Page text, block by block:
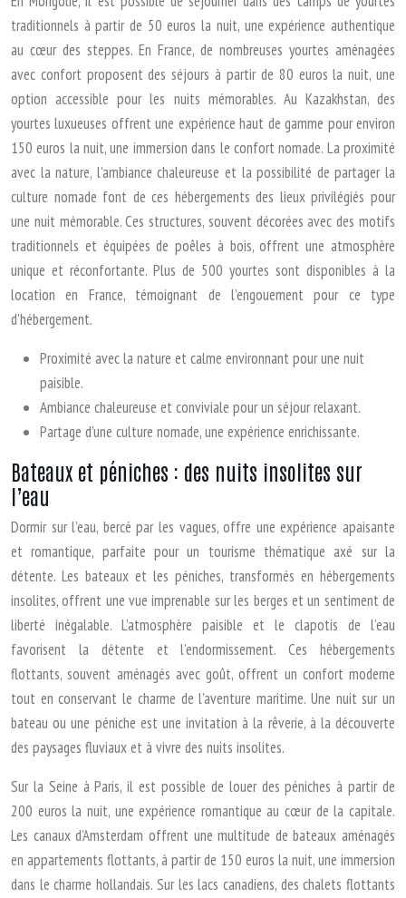
traditionnels à partir de 50 euros la nuit, une expérience authentique
au cœur des steppes. En France, de nombreuses yourtes aménagées
avec confort proposent des séjours à partir de 80 euros la nuit, une
option accessible pour les nuits mémorables. Au Kazakhstan, des
yourtes luxueuses offrent une expérience haut de gamme pour environ
150 euros la nuit, une immersion dans le confort nomade. La proximité
avec la nature, l’ambiance chaleureuse et la possibilité de partager la
culture nomade font de ces hébergements des lieux privilégiés pour
une nuit mémorable. Ces structures, souvent décorées avec des motifs
traditionnels et équipées de poêles à bois, offrent une atmosphère
unique et réconfortante. Plus de 500 yourtes sont disponibles à la
location en France, témoignant de l’engouement pour ce type
d’hébergement.
Proximité avec la nature et calme environnant pour une nuit
paisible.
Ambiance chaleureuse et conviviale pour un séjour relaxant.
Partage d’une culture nomade, une expérience enrichissante.
Bateaux et péniches : des nuits insolites sur
l’eau
Dormir sur l’eau, bercé par les vagues, offre une expérience apaisante
et romantique, parfaite pour un tourisme thématique axé sur la
détente. Les bateaux et les péniches, transformés en hébergements
insolites, offrent une vue imprenable sur les berges et un sentiment de
liberté inégalable. L’atmosphère paisible et le clapotis de l’eau
favorisent la détente et l’endormissement. Ces hébergements
flottants, souvent aménagés avec goût, offrent un confort moderne
tout en conservant le charme de l’aventure maritime. Une nuit sur un
bateau ou une péniche est une invitation à la rêverie, à la découverte
des paysages fluviaux et à vivre des nuits insolites.
Sur la Seine à Paris, il est possible de louer des péniches à partir de
200 euros la nuit, une expérience romantique au cœur de la capitale.
Les canaux d’Amsterdam offrent une multitude de bateaux aménagés
en appartements flottants, à partir de 150 euros la nuit, une immersion
dans le charme hollandais. Sur les lacs canadiens, des chalets flottants